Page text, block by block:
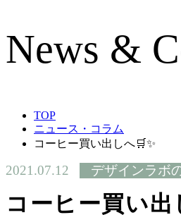
News &
TOP
ニュース・コラム
コーヒー買い出しへ🛒✨
2021.07.12 デザインラボ
コーヒー買い出